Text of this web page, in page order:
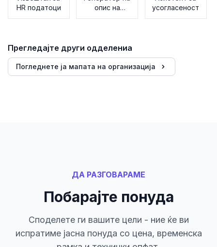
HR податоци
опис на
работни
усогласеност
Прегледајте други одделениа
Погледнете ја мапата на организација
ДА РАЗГОВАРАМЕ
Побарајте понуда
Споделете ги вашите цели - ние ќе ви
испратиме јасна понуда со цена, временска